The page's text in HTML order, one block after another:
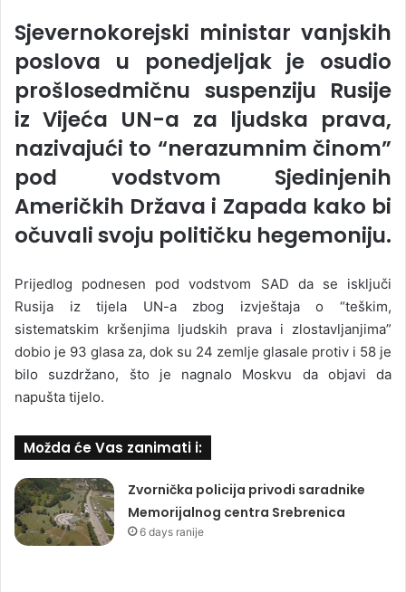
Sjevernokorejski ministar vanjskih
poslova u ponedjeljak je osudio
prošlosedmičnu suspenziju Rusije
iz Vijeća UN-a za ljudska prava,
nazivajući to “nerazumnim činom”
pod vodstvom Sjedinjenih
Američkih Država i Zapada kako bi
očuvali svoju političku hegemoniju.
Prijedlog podnesen pod vodstvom SAD da se isključi
Rusija iz tijela UN-a zbog izvještaja o “teškim,
sistematskim kršenjima ljudskih prava i zlostavljanjima”
dobio je 93 glasa za, dok su 24 zemlje glasale protiv i 58 je
bilo suzdržano, što je nagnalo Moskvu da objavi da
napušta tijelo.
Možda će Vas zanimati i:
Zvornička policija privodi saradnike
Memorijalnog centra Srebrenica
6 days ranije